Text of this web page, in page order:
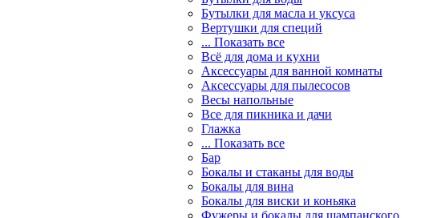
Бутылки для масла и уксуса
Вертушки для специй
... Показать все
Всё для дома и кухни
Аксессуары для ванной комнаты
Аксессуары для пылесосов
Весы напольные
Все для пикника и дачи
Глажка
... Показать все
Бар
Бокалы и стаканы для воды
Бокалы для вина
Бокалы для виски и коньяка
Фужеры и бокалы для шампанского